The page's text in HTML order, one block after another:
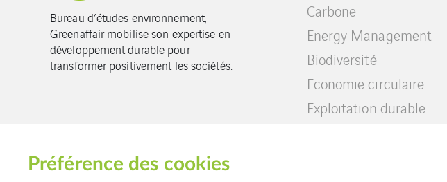
Bureau d’études environnement,
Greenaffair mobilise son expertise en
développement durable pour
transformer positivement les sociétés.
Carbone
Energy Management
Biodiversité
Economie circulaire
Exploitation durable
Préférence des cookies